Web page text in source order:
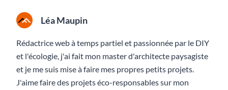
Léa Maupin
Rédactrice web à temps partiel et passionnée par le DIY
et l'écologie, j'ai fait mon master d'architecte paysagiste
et je me suis mise à faire mes propres petits projets.
J'aime faire des projets éco-responsables sur mon